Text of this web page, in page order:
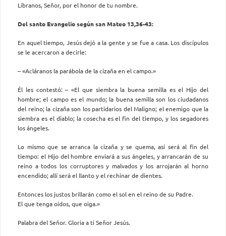
Líbranos, Señor, por el honor de tu nombre.
Del santo Evangelio según san Mateo 13,36-43:
En aquel tiempo, Jesús dejó a la gente y se fue a casa. Los discípulos
se le acercaron a decirle:
– «Acláranos la parábola de la cizaña en el campo.»
Él les contestó: – «El que siembra la buena semilla es el Hijo del
hombre; el campo es el mundo; la buena semilla son los ciudadanos
del reino; la cizaña son los partidarios del Maligno; el enemigo que la
siembra es el diablo; la cosecha es el fin del tiempo, y los segadores
los ángeles.
Lo mismo que se arranca la cizaña y se quema, así será al fin del
tiempo: el Hijo del hombre enviará a sus ángeles, y arrancarán de su
reino a todos los corruptores y malvados y los arrojarán al horno
encendido; allí será el llanto y el rechinar de dientes.
Entonces los justos brillarán como el sol en el reino de su Padre.
El que tenga oídos, que oiga.»
Palabra del Señor. Gloria a ti Señor Jesús.